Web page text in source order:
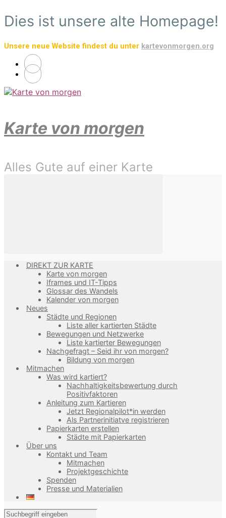
Zum
Hauptinhalt
Dies ist unsere alte Homepage!
Unsere neue Website findest du unter kartevonmorgen.org
Karte von morgen
Alles Gute auf einer Karte
DIREKT ZUR KARTE
Karte von morgen
Iframes und IT-Tipps
Glossar des Wandels
Kalender von morgen
Neues
Städte und Regionen
Liste aller kartierten Städte
Bewegungen und Netzwerke
Liste kartierter Bewegungen
Nachgefragt – Seid ihr von morgen?
Bildung von morgen
Mitmachen
Was wird kartiert?
Nachhaltigkeitsbewertung durch
Positivfaktoren
Anleitung zum Kartieren
Jetzt Regionalpilot*in werden
Als Partnerinitiatve registrieren
Papierkarten erstellen
Städte mit Papierkarten
Über uns
Kontakt und Team
Mitmachen
Projektgeschichte
Spenden
Presse und Materialien